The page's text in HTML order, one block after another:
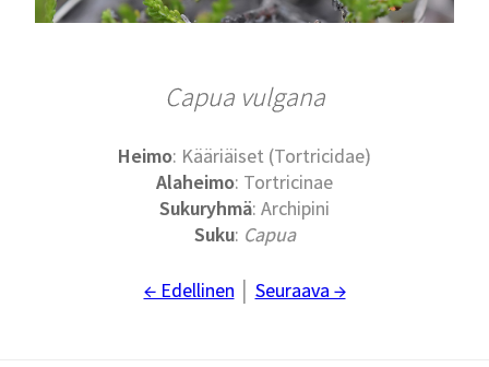
Capua vulgana
Heimo: Kääriäiset (Tortricidae)
Alaheimo: Tortricinae
Sukuryhmä: Archipini
Suku: Capua
← Edellinen Seuraava →